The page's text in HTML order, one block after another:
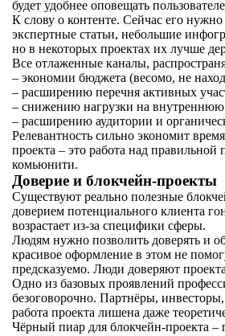
будет удобнее оповещать
К слову о контенте. Сейчас его
экспертные статьи, небольшие
но в некоторых проектах их лучше
Все отлаженные каналы,
– экономии бюджета (весомо, не
– расширению перечня активных
– снижению нагрузки на внутреннюю
– расширению аудитории и
Релевантность сильно экономит
проекта – это работа над
комьюнити.
Доверие и блокчейн-проекты
Существуют реально полезные
доверием потенциального клиента
возрастает из-за специфики сферы.
Людям нужно позволить доверять и
красивое оформление в этом не
предсказуемо. Люди доверяют
Одно из базовых проявлений
безоговорочно. Партнёры,
работа проекта лишена даже
Чёрный пиар для блокчейн-проекта –